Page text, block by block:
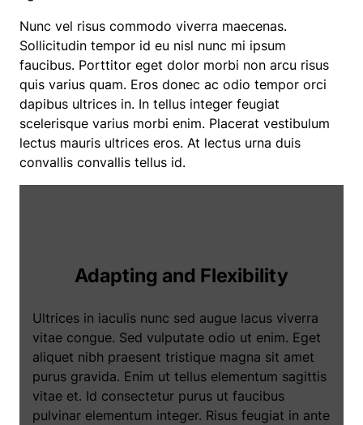
Nunc vel risus commodo viverra maecenas.
Sollicitudin tempor id eu nisl nunc mi ipsum
faucibus. Porttitor eget dolor morbi non arcu risus
quis varius quam. Eros donec ac odio tempor orci
dapibus ultrices in. In tellus integer feugiat
scelerisque varius morbi enim. Placerat vestibulum
lectus mauris ultrices eros. At lectus urna duis
convallis convallis tellus id.
Adapting and Flexibility
Ultrices in iaculis nunc sed augue lacus viverra
vitae congue. Sed vulputate odio ut enim. Eget
aliquet nibh praesent tristique magna sit amet
purus gravida. Enim ut tellus elementum sagittis
vitae et. Id consectetur purus ut faucibus
pulvinar elementum integer. Risus feugiat in ante